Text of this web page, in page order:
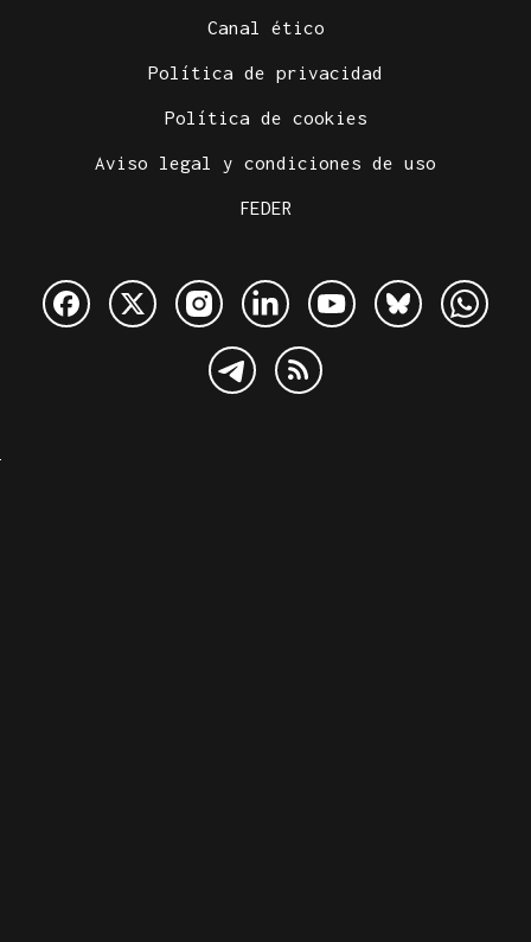
Canal ético
Política de privacidad
Política de cookies
Aviso legal y condiciones de uso
FEDER